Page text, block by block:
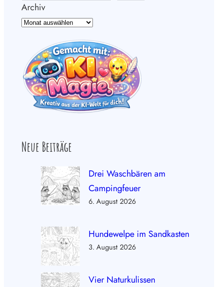
Archiv
Neue Beiträge
Drei Waschbären am
Campingfeuer
6. August 2026
Hundewelpe im Sandkasten
3. August 2026
Vier Naturkulissen